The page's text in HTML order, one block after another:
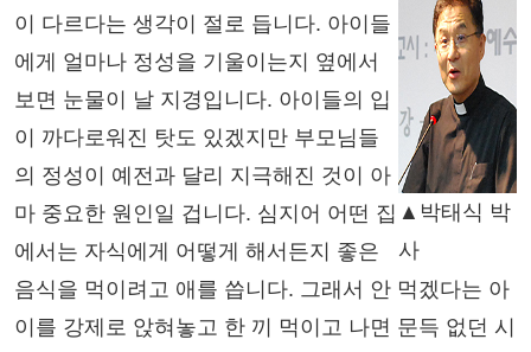
▲박태식 박
사
이 다르다는 생각이 절로 듭니다. 아이들
에게 얼마나 정성을 기울이는지 옆에서
보면 눈물이 날 지경입니다. 아이들의 입
이 까다로워진 탓도 있겠지만 부모님들
의 정성이 예전과 달리 지극해진 것이 아
마 중요한 원인일 겁니다. 심지어 어떤 집
에서는 자식에게 어떻게 해서든지 좋은
음식을 먹이려고 애를 씁니다. 그래서 안 먹겠다는 아
이를 강제로 앉혀놓고 한 끼 먹이고 나면 문득 없던 시